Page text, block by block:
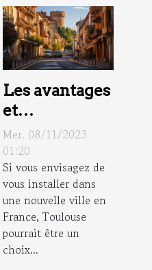
Les avantages
et
inconvénients
de vivre à
Toulouse
Mer. 08/11/2023
01:20
Si vous envisagez de
vous installer dans
une nouvelle ville en
France, Toulouse
pourrait être un
choix...